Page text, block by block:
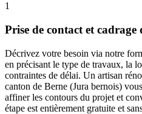
1
Prise de contact et
Décrivez votre besoin via notre
en précisant le type de travaux, la
contraintes de délai. Un artisan
canton de Berne (Jura bernois)
affiner les contours du projet et
étape est entièrement gratuite et